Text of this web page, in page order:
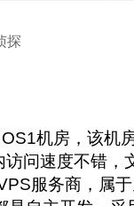
探
机房，该机
问速度不错，
服务商，属